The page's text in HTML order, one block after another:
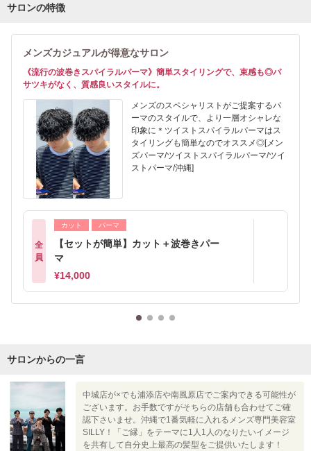
サロンの特徴
メンズカジュアルが得意なサロン
《流行の波巻きスパイラルパーマ》簡単スタイリングで、束感も◎パ
サツキがなく、質感良いスタイルに。
メンズのスペシャリストがご提案するパ
ーマのスタイルで、より一層オシャレな
印象に＊ツイストスパイラルパーマはス
タイリングも簡単なのでオススメ◎[メン
ズパーマ/ツイストスパイラルパーマ/ツイ
ストパーマ/沖縄]
全
員
カット パーマ
【セットが簡単】カット＋波巻きパー
マ
¥14,000
サロンからの一言
中城店が×でも浦添店や南風原店でご案内できる可能性が
ございます。お手数ですがそちらの店舗も合わせてご確
認下さいませ。沖縄で1番気軽に入れるメンズ専門美容室
SILLY！「ご縁」をテーマに1人1人のなりたいイメージ
を共有して自分史上最高の髪型をご提供いたします！